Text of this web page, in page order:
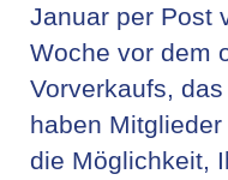
Januar per Post
Woche vor dem
Vorverkaufs,
haben
die Möglichkeit,